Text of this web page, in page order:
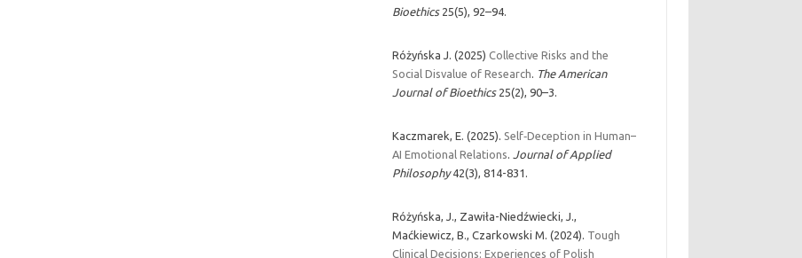
Bioethics25(5), 92–94.
Różyńska J. (2025)Collective Risks and the
Social Disvalue of Research. The American
Journal of Bioethics25(2), 90–3.
Kaczmarek, E. (2025). Self‐Deception in Human–
AI Emotional Relations. Journal of Applied
Philosophy42(3), 814-831.
Różyńska, J., Zawiła-Niedźwiecki, J.,
Maćkiewicz, B., Czarkowski M. (2024). Tough
Clinical Decisions: Experiences of Polish